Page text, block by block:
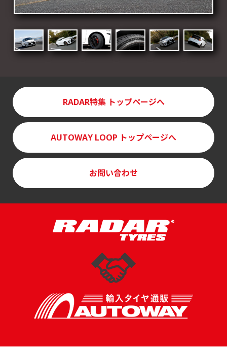
RADAR特集 トップページへ
AUTOWAY LOOP トップページへ
お問い合わせ